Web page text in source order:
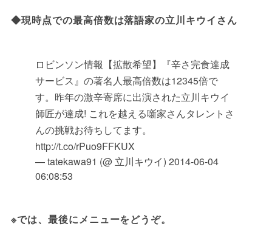
◆現時点での最高倍数は落語家の立川キウイさん
ロビンソン情報【拡散希望】『辛さ完食達成
サービス』の著名人最高倍数は12345倍で
す。昨年の激辛寄席に出演された立川キウイ
師匠が達成! これを越える噺家さんタレントさ
んの挑戦お待ちしてます。
http://t.co/rPuo9FFKUX
— tatekawa91 (@ 立川キウイ) 2014-06-04
06:08:53
※では、最後にメニューをどうぞ。